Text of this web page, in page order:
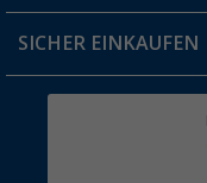
Jobs & Karriere
Rücksendung
SICHER EINKAUFEN